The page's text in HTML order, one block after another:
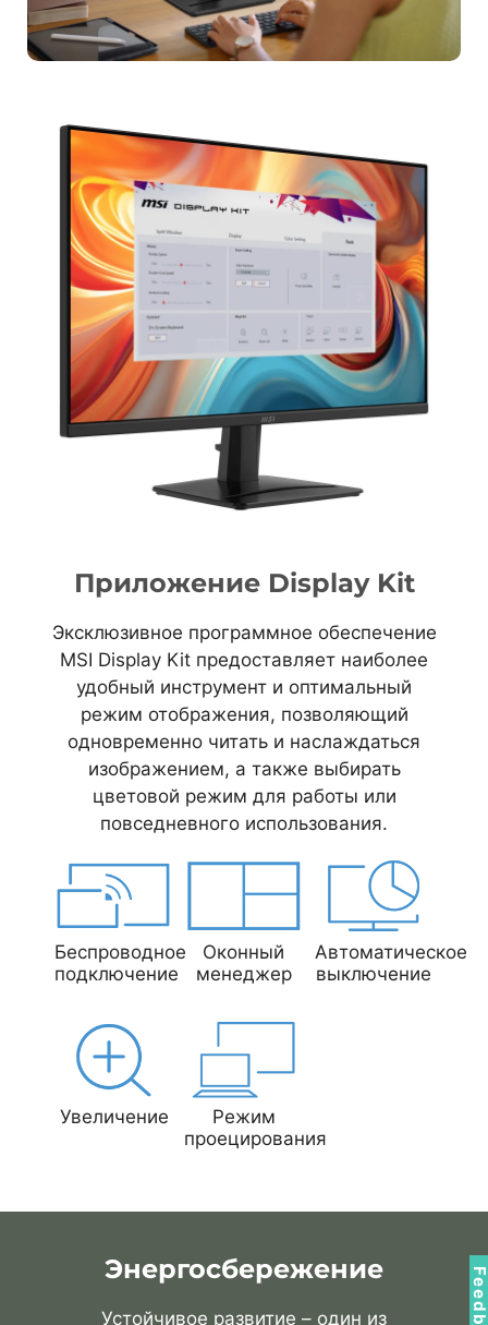
Приложение Display Kit
Эксклюзивное программное обеспечение
MSI Display Kit предоставляет наиболее
удобный инструмент и оптимальный
режим отображения, позволяющий
одновременно читать и наслаждаться
изображением, а также выбирать
цветовой режим для работы или
повседневного использования.
Беспроводное
подключение
Оконный
менеджер
Автоматическое
выключение
Увеличение
Режим
проецирования
Энергосбережение
Устойчивое развитие – один из